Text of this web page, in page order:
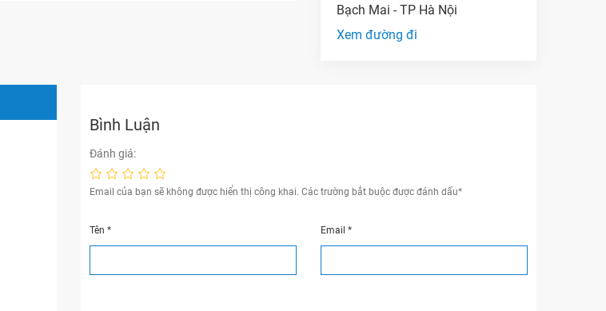
Bạch Mai - TP Hà Nội
Xem đường đi
Bình Luận
Đánh giá:
Email của bạn sẽ không được hiển thị công khai. Các trường bắt buộc được đánh dấu*
Tên* Email *